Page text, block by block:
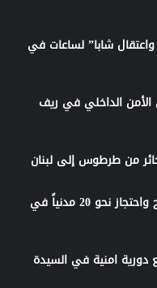
شابا” لساعات في
الداخلي في ريف
من طرطوس إلى لبنان
القبض على مطلوب بعد اشتباك مسلح واحتجاز نحو 20 مدنياً في
امنية في السيدة